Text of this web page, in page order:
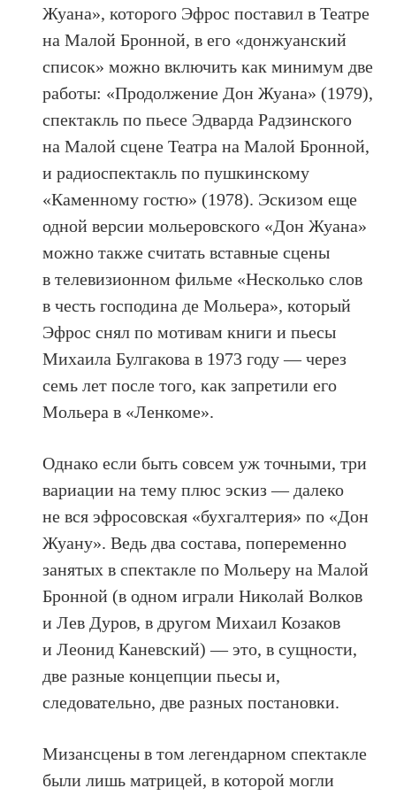
Жуана», которого Эфрос поставил в Театре
на Малой Бронной, в его «донжуанский
список» можно включить как минимум две
работы: «Продолжение Дон Жуана» (1979),
спектакль по пьесе Эдварда Радзинского
на Малой сцене Театра на Малой Бронной,
и радиоспектакль по пушкинскому
«Каменному гостю» (1978). Эскизом еще
одной версии мольеровского «Дон Жуана»
можно также считать вставные сцены
в телевизионном фильме «Несколько слов
в честь господина де Мольера», который
Эфрос снял по мотивам книги и пьесы
Михаила Булгакова в 1973 году — через
семь лет после того, как запретили его
Мольера в «Ленкоме».
Однако если быть совсем уж точными, три
вариации на тему плюс эскиз — далеко
не вся эфросовская «бухгалтерия» по «Дон
Жуану». Ведь два состава, попеременно
занятых в спектакле по Мольеру на Малой
Бронной (в одном играли Николай Волков
и Лев Дуров, в другом Михаил Козаков
и Леонид Каневский) — это, в сущности,
две разные концепции пьесы и,
следовательно, две разных постановки.
Мизансцены в том легендарном спектакле
были лишь матрицей, в которой могли